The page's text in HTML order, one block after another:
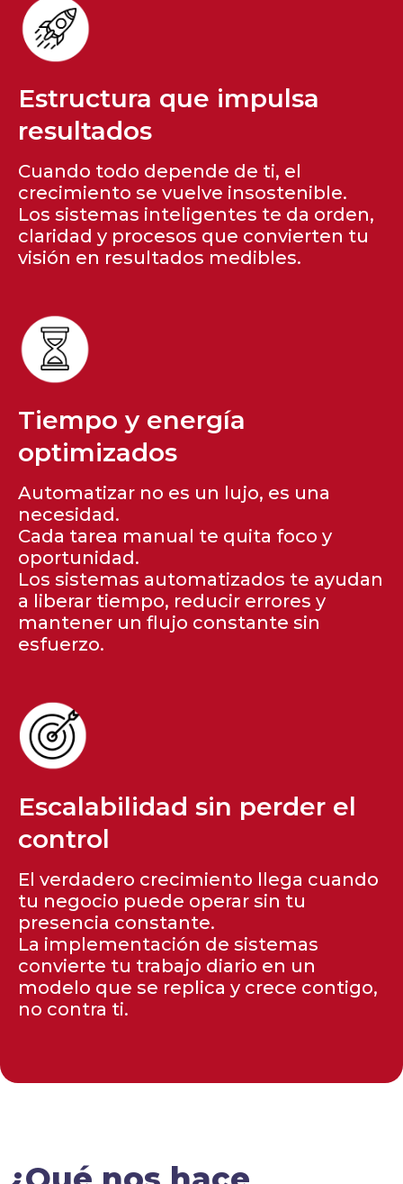
Estructura que impulsa
resultados
Cuando todo depende de ti, el
crecimiento se vuelve insostenible.
Los sistemas inteligentes te da orden,
claridad y procesos que convierten tu
visión en resultados medibles.
Tiempo y energía
optimizados
Automatizar no es un lujo, es una
necesidad.
Cada tarea manual te quita foco y
oportunidad.
Los sistemas automatizados te ayudan
a liberar tiempo, reducir errores y
mantener un flujo constante sin
esfuerzo.
Escalabilidad sin perder el
control
El verdadero crecimiento llega cuando
tu negocio puede operar sin tu
presencia constante.
La implementación de sistemas
convierte tu trabajo diario en un
modelo que se replica y crece contigo,
no contra ti.